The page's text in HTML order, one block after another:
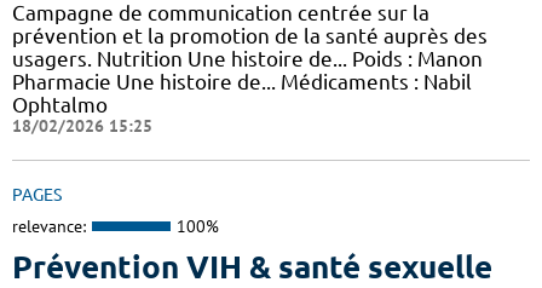
Campagne de communication centrée sur la
prévention et la promotion de la santé auprès des
usagers. Nutrition Une histoire de... Poids : Manon
Pharmacie Une histoire de... Médicaments : Nabil
Ophtalmo
18/02/2026 15:25
PAGES
relevance: 100%
Prévention VIH & santé sexuelle